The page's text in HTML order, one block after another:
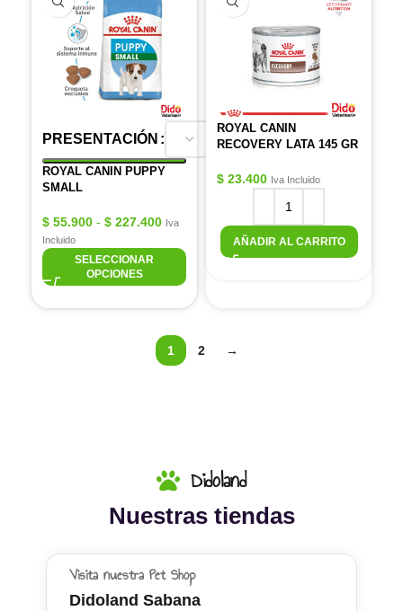
PRESENTACIÓN
ROYAL CANIN PUPPY
SMALL
$ 55.900 - $ 227.400 Iva
Incluido
SELECCIONAR
OPCIONES
ROYAL CANIN
RECOVERY LATA 145 GR
$ 23.400 Iva Incluido
AÑADIR AL CARRITO
1 2 →
Didoland
Nuestras tiendas
Visita nuestra Pet Shop
Didoland Sabana